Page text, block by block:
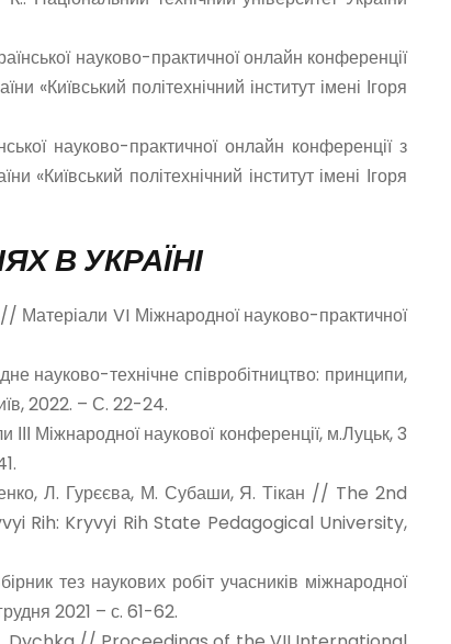
науково-практичної онлайн конференції
«Київський політехнічний інститут імені Ігоря
науково-практичної онлайн конференції з
«Київський політехнічний інститут імені Ігоря
В УКРАЇНІ
VI Міжнародної науково-практичної
технічне співробітництво: принципи,
2022. – С. 22-24.
ІІІ Міжнародної наукової конференції, м.Луцьк, 3
Л. Гурєєва, М. Субаши, Я. Тікан // The 2nd
Rih: Kryvyi Rih State Pedagogical University,
тез наукових робіт учасників міжнародної
2021 – с. 61-62.